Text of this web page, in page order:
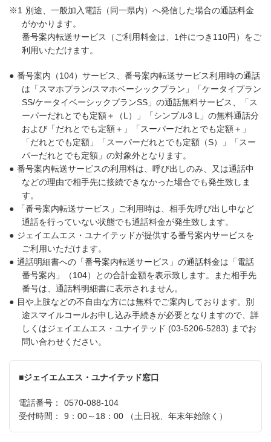
※1 別途、一般加入電話（同一県内）へ発信した場合の通話料金
がかかります。
番号案内転送サービス（ご利用料金は、1件につき 110円 ）をご
利用いただけます。
● 番号案内（104）サービス、番号案内転送サービス利用時の通話
は「スマホプラン/スマホベーシックプラン」「ケータイプラン
SS/ケータイベーシックプランSS」の通話無料サービス、「ス
ーパーだれとでも定額＋（L）」「シンプル3 L」の無料通話分
および「だれとでも定額＋」「スーパーだれとでも定額＋」
「だれとでも定額」「スーパーだれとでも定額（S）」「スー
パーだれとでも定額」の対象外となります。
● 番号案内転送サービスの利用料は、呼び出しのみ、又は通話中
などの理由で相手先に接続できなかった場合でも発生致しま
す。
●
「番号案内転送サービス」ご利用時は、相手先呼び出し中など
通話を行っていない状態でも通話料金が発生致します。
● ジェイエムエス・ユナイテッドが提供する番号案内サービスを
ご利用いただけます。
● 通話明細書への「番号案内転送サービス」の通話料金は「電話
番号案内」（104）との合計金額を表示致します。また相手先
番号は、通話料明細書に表示されません。
● 目や上肢などの不自由な方には無料でご案内しております。別
途スマイルコールお申し込み手続きが必要となりますので、詳
しくはジェイエムエス・ユナイテッド (03-5206-5283) までお
問い合わせください。
■ジェイエムエス・ユナイテッド窓口
電話番号：
0570-088-104
受付時間：
9：00～18：00 （土日祝、年末年始除く）